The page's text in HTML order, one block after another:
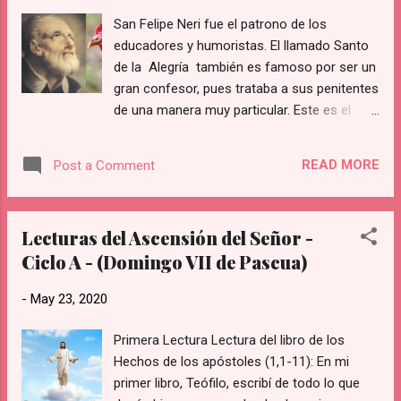
San Felipe Neri fue el patrono de los
educadores y humoristas. El llamado Santo
de la Alegría también es famoso por ser un
gran confesor, pues trataba a sus penitentes
de una manera muy particular. Este es el
que este santo le impuso. San Felipe Neri:
“Compras un pollo y me lo traes a mí” Una
confesar donde San Felipe y casi siempre
tenía el mismo cuento que decir: el de
regreso lo vas desplumando, arrojando las
plumas en las calles conforme caminas. La
señora pensó que ésta era una penitencia
Post a Comment READ MORE
Lecturas del Ascensión del Señor -
Ciclo A - (Domingo VII de Pascua)
- May 23, 2020
Primera Lectura Lectura del libro de los
Hechos de los apóstoles (1,1-11): En mi
primer libro, Teófilo, escribí de todo lo que